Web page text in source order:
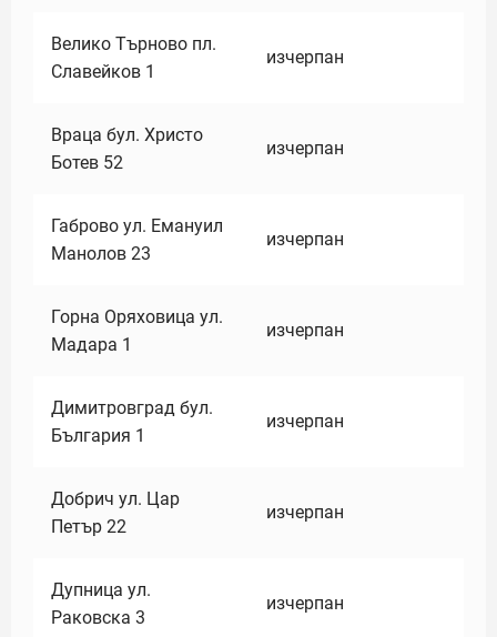
Велико Търново пл.
Славейков 1
изчерпан
Враца бул. Христо
Ботев 52
изчерпан
Габрово ул. Емануил
Манолов 23
изчерпан
Горна Оряховица ул.
Мадара 1
изчерпан
Димитровград бул.
България 1
изчерпан
Добрич ул. Цар
Петър 22
изчерпан
Дупница ул.
Раковска 3
изчерпан